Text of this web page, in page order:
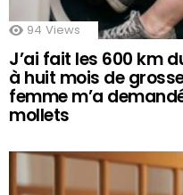
94 Views
J’ai fait les 600 km
à huit mois de
femme m’a
mollets